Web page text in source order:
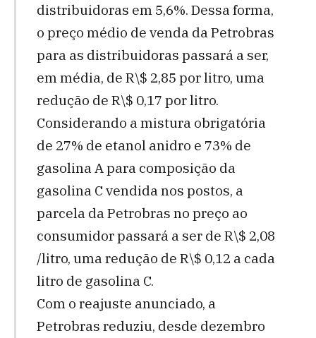
distribuidoras em 5,6%. Dessa forma,
o preço médio de venda da Petrobras
para as distribuidoras passará a ser,
em média, de R\$ 2,85 por litro, uma
redução de R\$ 0,17 por litro.
Considerando a mistura obrigatória
de 27% de etanol anidro e 73% de
gasolina A para composição da
gasolina C vendida nos postos, a
parcela da Petrobras no preço ao
consumidor passará a ser de R\$ 2,08
/litro, uma redução de R\$ 0,12 a cada
litro de gasolina C.
Com o reajuste anunciado, a
Petrobras reduziu, desde dezembro